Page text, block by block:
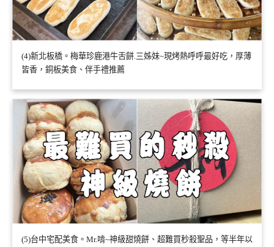
(4)新北板橋。梅華珍鹿港牛舌餅.三姊妹~現烤熱呼呼最好吃，厚薄
皆香，銅板美食、伴手禮推薦
(5)台中宅配美食。Mr.啃~神級甜燒餅、超難買秒殺聖品，等半年以